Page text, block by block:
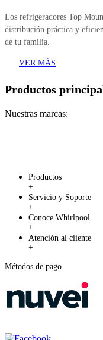
Los refrigeradores Top
distribución práctica y
de tu familia.
VER MÁS
Productos
Nuestras marcas:
Productos
+
Servicio y Soporte
+
Conoce Whirlpool
+
Atención al cliente
+
Métodos de pago